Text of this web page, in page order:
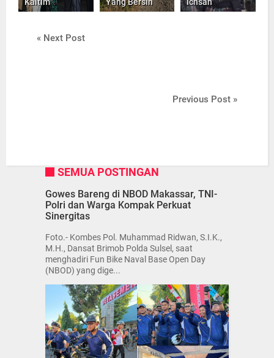
« Next Post
Previous Post »
SEMUA POSTINGAN
Gowes Bareng di NBOD Makassar, TNI-
Polri dan Warga Kompak Perkuat
Sinergitas
Foto.- Kombes Pol. Muhammad Ridwan, S.I.K.,
M.H., Dansat Brimob Polda Sulsel, saat
menghadiri Fun Bike Naval Base Open Day
(NBOD) yang dige...